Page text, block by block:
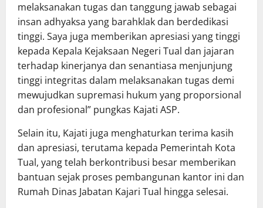
melaksanakan tugas dan tanggung jawab sebagai
insan adhyaksa yang barahklak dan berdedikasi
tinggi. Saya juga memberikan apresiasi yang tinggi
kepada Kepala Kejaksaan Negeri Tual dan jajaran
terhadap kinerjanya dan senantiasa menjunjung
tinggi integritas dalam melaksanakan tugas demi
mewujudkan supremasi hukum yang proporsional
dan profesional” pungkas Kajati ASP.
Selain itu, Kajati juga menghaturkan terima kasih
dan apresiasi, terutama kepada Pemerintah Kota
Tual, yang telah berkontribusi besar memberikan
bantuan sejak proses pembangunan kantor ini dan
Rumah Dinas Jabatan Kajari Tual hingga selesai.